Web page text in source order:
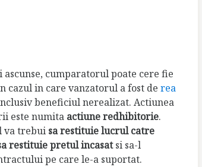
cumparatorul poate cere fie
cazul in care vanzatorul a fost de rea
beneficiul nerealizat. Actiunea
este numita actiune redhibitorie.
va trebui sa restituie lucrul catre
restituie pretul incasatsi sa-l
pe care le-a suportat.